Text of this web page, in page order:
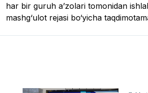
har bir guruh a’zolari tomonidan
mashg‘ulot rejasi bo‘yicha